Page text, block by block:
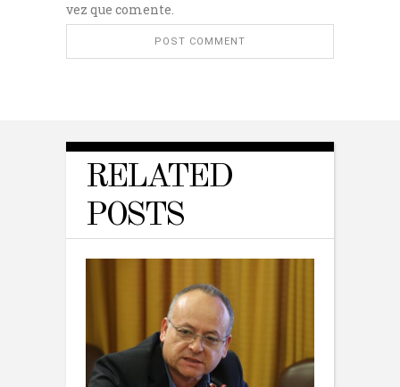
vez que comente.
RELATED
POSTS